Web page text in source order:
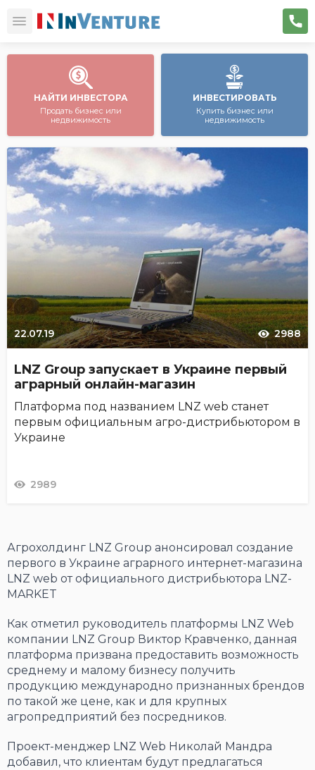
НАЙТИ ИНВЕСТОРА
Продать бизнес или
недвижимость
ИНВЕСТИРОВАТЬ
Купить бизнес или
недвижимость
22.07.19 2988
LNZ Group запускает в Украине первый
аграрный онлайн-магазин
Платформа под названием LNZ web станет
первым официальным агро-дистрибьютором в
Украине
2989
Агрохолдинг LNZ Group анонсировал создание
первого в Украине аграрного интернет-магазина
LNZ web от официального дистрибьютора LNZ-
MARKET
Как отметил руководитель платформы LNZ Web
компании LNZ Group Виктор Кравченко, данная
платформа призвана предоставить возможность
среднему и малому бизнесу получить
продукцию международно признанных брендов
по такой же цене, как и для крупных
агропредприятий без посредников.
Проект-менджер LNZ Web Николай Мандра
добавил, что клиентам будут предлагаться